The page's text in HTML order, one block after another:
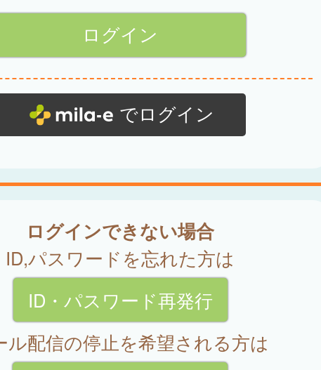
でログイン
ログインできない場合
ID,パスワードを忘れた方は
ID・パスワード再発行
ル配信の停止を希望される方は